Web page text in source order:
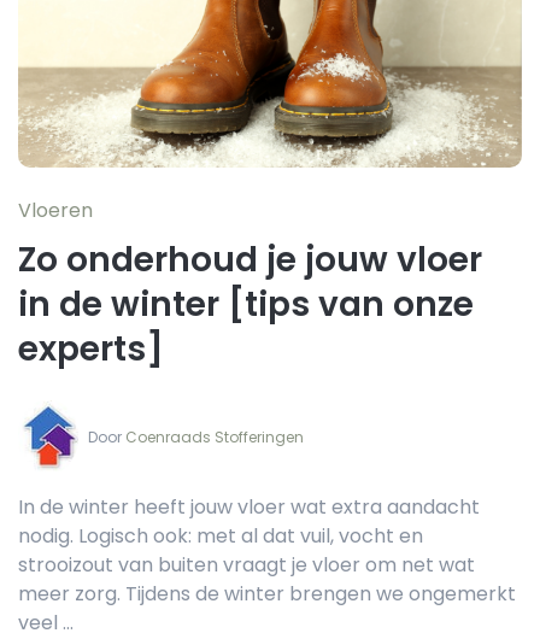
Vloeren
Zo onderhoud je jouw vloer
in de winter [tips van onze
experts]
Coenraads Stofferingen
In de winter heeft jouw vloer wat extra aandacht
nodig. Logisch ook: met al dat vuil, vocht en
strooizout van buiten vraagt je vloer om net wat
meer zorg. Tijdens de winter brengen we ongemerkt
veel ...